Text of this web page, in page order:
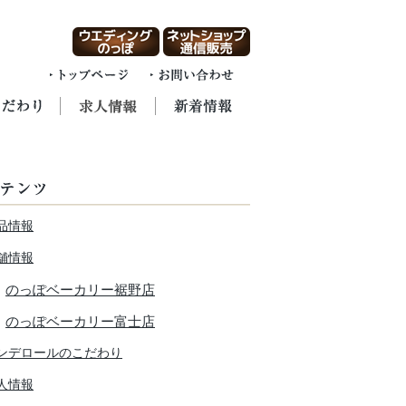
情報
情報
のっぽベーカリー裾野店
のっぽベーカリー富士店
デロールのこだわり
情報